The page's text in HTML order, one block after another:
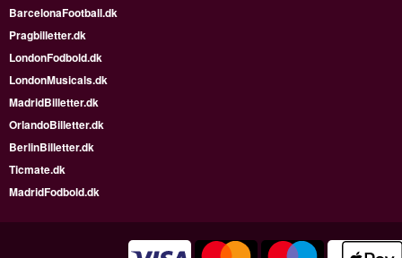
BarcelonaFootball.dk
Pragbilletter.dk
LondonFodbold.dk
LondonMusicals.dk
MadridBilletter.dk
OrlandoBilletter.dk
BerlinBilletter.dk
Ticmate.dk
MadridFodbold.dk